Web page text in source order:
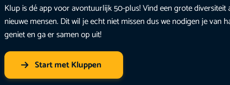
Klup is dé app voor avontuurlijk 50-plus! Vind een grote
nieuwe mensen. Dit wil je echt niet missen dus we nodigen je van
geniet en ga er samen op uit!
Start met Kluppen